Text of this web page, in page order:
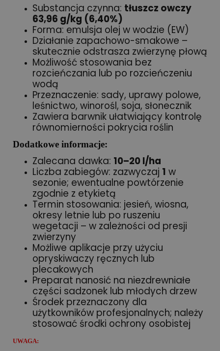
Substancja czynna: tłuszcz owczy
63,96 g/kg (6,40%)
Forma: emulsja olej w wodzie (EW)
Działanie zapachowo-smakowe –
skutecznie odstrasza zwierzynę płową
Możliwość stosowania bez
rozcieńczania lub po rozcieńczeniu
wodą
Przeznaczenie: sady, uprawy polowe,
leśnictwo, winorośl, soja, słonecznik
Zawiera barwnik ułatwiający kontrolę
równomierności pokrycia roślin
Dodatkowe informacje:
Zalecana dawka: 10–20 l/ha
Liczba zabiegów: zazwyczaj 1 w
sezonie; ewentualne powtórzenie
zgodnie z etykietą
Termin stosowania: jesień, wiosna,
okresy letnie lub po ruszeniu
wegetacji – w zależności od presji
zwierzyny
Możliwe aplikacje przy użyciu
opryskiwaczy ręcznych lub
plecakowych
Preparat nanosić na niezdrewniałe
części sadzonek lub młodych drzew
Środek przeznaczony dla
użytkowników profesjonalnych; należy
stosować środki ochrony osobistej
UWAGA: